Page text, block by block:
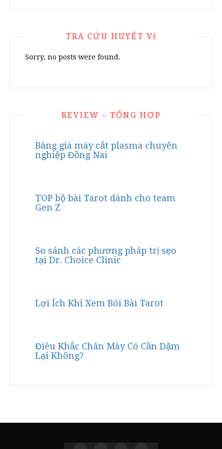
TRA CỨU HUYỆT VỊ
Sorry, no posts were found.
REVIEW – TỔNG HỢP
Bảng giá máy cắt plasma chuyên
nghiệp Đồng Nai
TOP bộ bài Tarot dành cho team
Gen Z
So sánh các phương pháp trị sẹo
tại Dr. Choice Clinic
Lợi Ích Khi Xem Bói Bài Tarot
Điêu Khắc Chân Mày Có Cần Dặm
Lại Không?